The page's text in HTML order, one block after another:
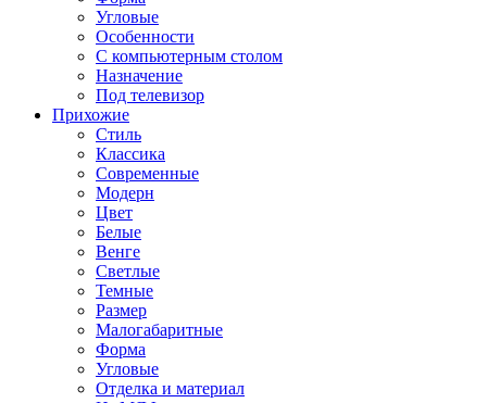
Угловые
Особенности
С компьютерным столом
Назначение
Под телевизор
Прихожие
Стиль
Классика
Современные
Модерн
Цвет
Белые
Венге
Светлые
Темные
Размер
Малогабаритные
Форма
Угловые
Отделка и материал